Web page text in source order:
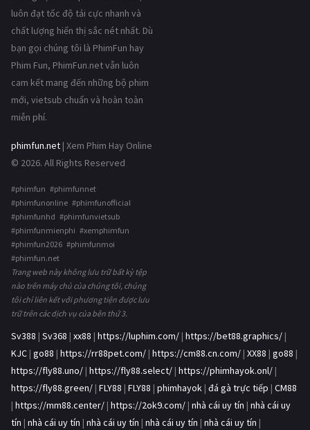
luôn đạt tốc độ tải cực nhanh và
chất lượng hiển thị sắc nét nhất. Dù
bạn gọi chúng tôi là PhimFun hay
Phim Fun, PhimFun.net vẫn luôn
cam kết mang đến những bộ phim
mới, vietsub chuẩn và hoàn toàn
miễn phí.
phimfun.net | Xem Phim Hay Online
© 2026. All Rights Reserved
#phimfun #phimfunnet
#phimfunonline #phimfunofficial
#phimfunhd #phimfunvietsub
#phimfunmienphi #xemphimfun
#phimfun2026 #phimfunmoi
#phimfun.net
Trang web này không lưu trữ bất kỳ tệp
nào trên máy chủ của chúng tôi, chúng
tôi chỉ liên kết với phương tiện được lưu
trữ trên các dịch vụ của bên thứ 3.
Sv388 | Sv368 | xx88 | https://luphim.com/ | https://bet88.graphics/ |
KJC | go88 | https://rr88pet.com/ | https://cm88.cn.com/ | XX88 | go88 |
https://fly88.uno/ | https://fly88.select/ | https://phimhayok.onl/ |
https://fly88.green/ | FLY88 | FLY88 | phimhayok | đá gà trực tiếp | CM88
| https://mm88.center/ | https://2ok9.com/ | nhà cái uy tín | nhà cái uy
tín | nhà cái uy tín | nhà cái uy tín | nhà cái uy tín | nhà cái uy tín |